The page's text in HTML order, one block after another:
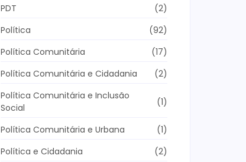
PDT
(2)
Política
(92)
Política Comunitária
(17)
Política Comunitária e Cidadania
(2)
Política Comunitária e Inclusão
Social
(1)
Política Comunitária e Urbana
(1)
Política e Cidadania
(2)